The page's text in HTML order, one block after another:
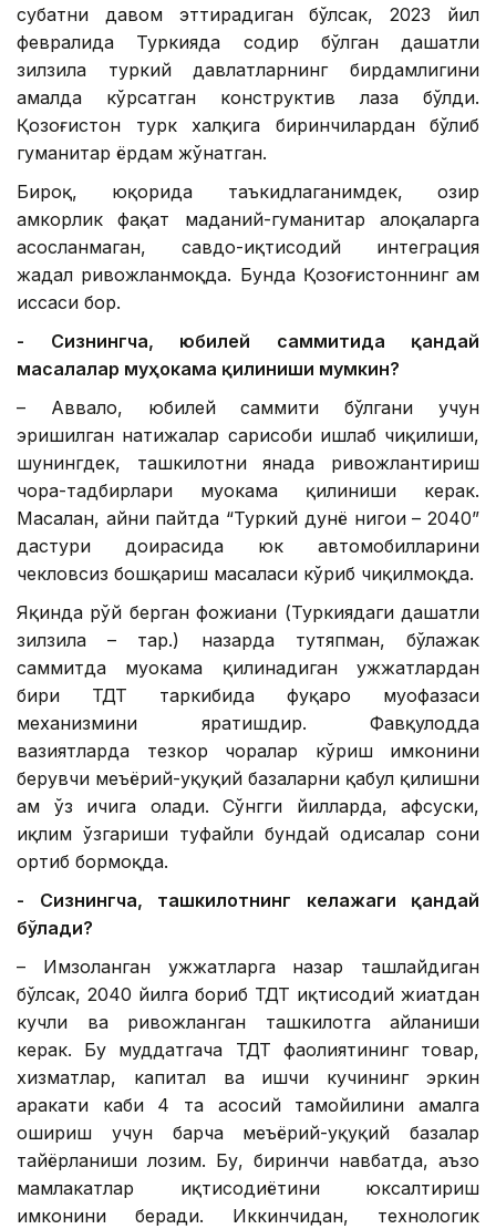
суҳбатни давом эттирадиган бўлсак, 2023 йил
февралида Туркияда содир бўлган даҳшатли
зилзила туркий давлатларнинг бирдамлигини
амалда кўрсатган конструктив лаҳза бўлди.
Қозоғистон турк халқига биринчилардан бўлиб
гуманитар ёрдам жўнатган.
Бироқ, юқорида таъкидлаганимдек, ҳозир
ҳамкорлик фақат маданий-гуманитар алоқаларга
асосланмаган, савдо-иқтисодий интеграция
жадал ривожланмоқда. Бунда Қозоғистоннинг ҳам
ҳиссаси бор.
- Сизнингча, юбилей саммитида қандай
масалалар муҳокама қилиниши мумкин?
– Аввало, юбилей саммити бўлгани учун
эришилган натижалар сарҳисоби ишлаб чиқилиши,
шунингдек, ташкилотни янада ривожлантириш
чора-тадбирлари муҳокама қилиниши керак.
Масалан, айни пайтда “Туркий дунё нигоҳи – 2040”
дастури доирасида юк автомобилларини
чекловсиз бошқариш масаласи кўриб чиқилмоқда.
Яқинда рўй берган фожиани (Туркиядаги даҳшатли
зилзила – таҳр.) назарда тутяпман, бўлажак
саммитда муҳокама қилинадиган ҳужжатлардан
бири ТДТ таркибида фуқаро муҳофазаси
механизмини яратишдир. Фавқулодда
вазиятларда тезкор чоралар кўриш имконини
берувчи меъёрий-ҳуқуқий базаларни қабул қилишни
ҳам ўз ичига олади. Сўнгги йилларда, афсуски,
иқлим ўзгариши туфайли бундай ҳодисалар сони
ортиб бормоқда.
- Сизнингча, ташкилотнинг келажаги қандай
бўлади?
– Имзоланган ҳужжатларга назар ташлайдиган
бўлсак, 2040 йилга бориб ТДТ иқтисодий жиҳатдан
кучли ва ривожланган ташкилотга айланиши
керак. Бу муддатгача ТДТ фаолиятининг товар,
хизматлар, капитал ва ишчи кучининг эркин
ҳаракати каби 4 та асосий тамойилини амалга
ошириш учун барча меъёрий-ҳуқуқий базалар
тайёрланиши лозим. Бу, биринчи навбатда, аъзо
мамлакатлар иқтисодиётини юксалтириш
имконини беради. Иккинчидан, технологик